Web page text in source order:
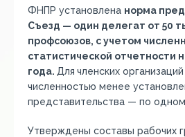
ФНПР установлена норма
Cъезд — один делегат от 50
профсоюзов, с учетом
статистической отчетности
года. Для членских
численностью менее
представительства — по
Утверждены составы рабочих